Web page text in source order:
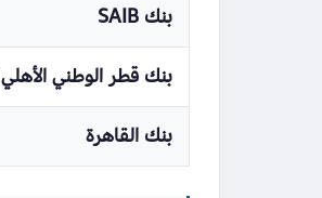
بنك SAIB
بنك قطر الوطني الأهلي QNB
بنك القاهرة